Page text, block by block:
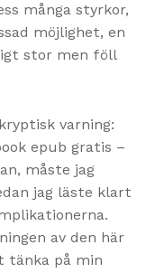
många styrkor,
möjlighet, en
stor men föll
varning:
epub gratis –
måste jag
jag läste klart
av den här
tänka på min